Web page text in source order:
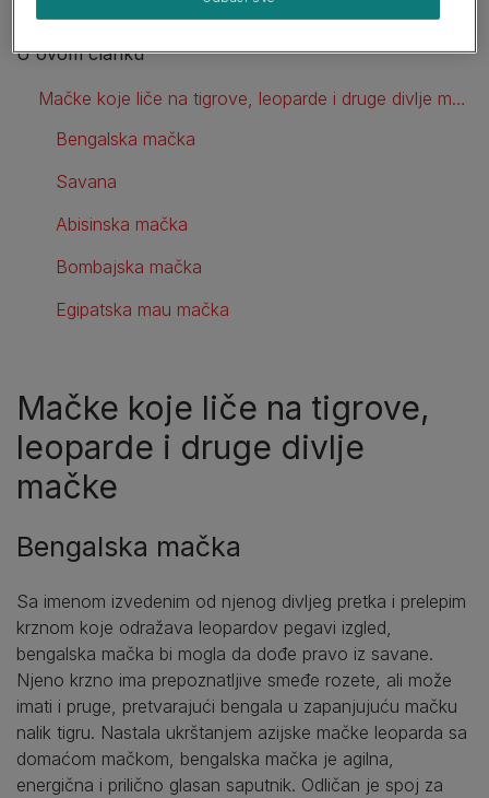
U ovom članku
Mačke koje liče na tigrove, leoparde i druge divlje mačke
Bengalska mačka
Savana
Abisinska mačka
Bombajska mačka
Egipatska mau mačka
Mačke koje liče na tigrove,
leoparde i druge divlje
mačke
Bengalska mačka
Sa imenom izvedenim od njenog divljeg pretka i prelepim
krznom koje odražava leopardov pegavi izgled,
bengalska mačka bi mogla da dođe pravo iz savane.
Njeno krzno ima prepoznatljive smeđe rozete, ali može
imati i pruge, pretvarajući bengala u zapanjujuću mačku
nalik tigru. Nastala ukrštanjem azijske mačke leoparda sa
domaćom mačkom, bengalska mačka je agilna,
energična i prilično glasan saputnik. Odličan je spoj za